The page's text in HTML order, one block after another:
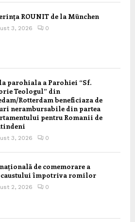
ROUNIT de la München
3, 2026 0
parohiala a Parohiei “Sf.
Teologul” din
Rotterdam beneficiaza de
nerambursabile din partea
pentru Romanii de
3, 2026 0
de comemorare a
împotriva romilor
2, 2026 0